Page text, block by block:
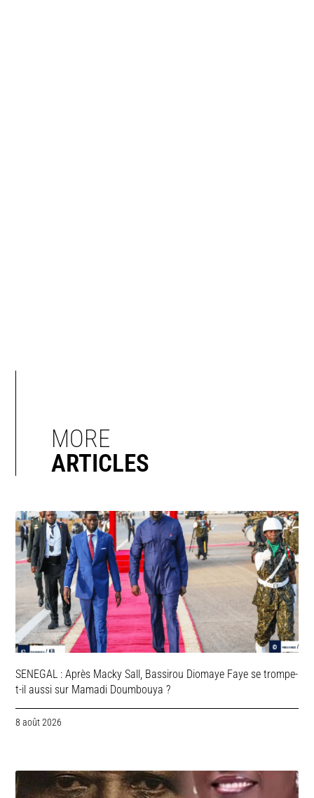
MORE
ARTICLES
SENEGAL : Après Macky Sall, Bassirou Diomaye Faye se trompe-
t-il aussi sur Mamadi Doumbouya ?
8 août 2026